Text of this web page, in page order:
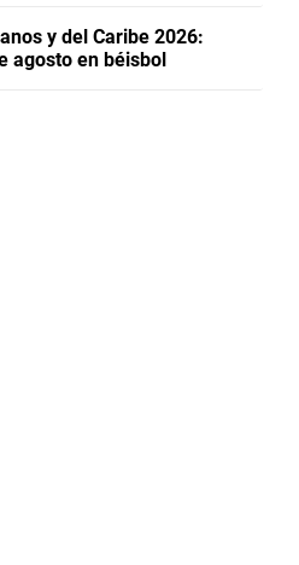
y del Caribe 2026:
agosto en béisbol